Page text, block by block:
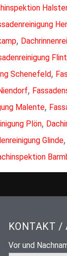
,
Schenefeld,
,
Malente,
Plön,
Glinde,
KONTAKT /
Vor und